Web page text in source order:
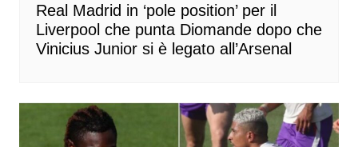
Real Madrid in ‘pole position’ per il
Liverpool che punta Diomande dopo che
Vinicius Junior si è legato all’Arsenal